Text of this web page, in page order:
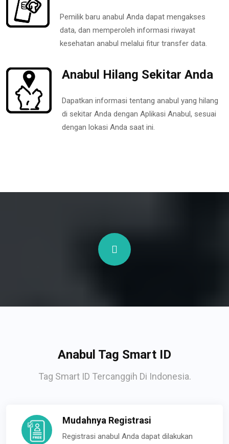
Pemilik baru anabul Anda dapat mengakses
data, dan memperoleh informasi riwayat
kesehatan anabul melalui fitur transfer data.
Anabul Hilang Sekitar Anda
Dapatkan informasi tentang anabul yang hilang
di sekitar Anda dengan Aplikasi Anabul, sesuai
dengan lokasi Anda saat ini.
Anabul Tag Smart ID
Tag Smart ID Tercanggih Di Indonesia.
Mudahnya Registrasi
Registrasi anabul Anda dapat dilakukan